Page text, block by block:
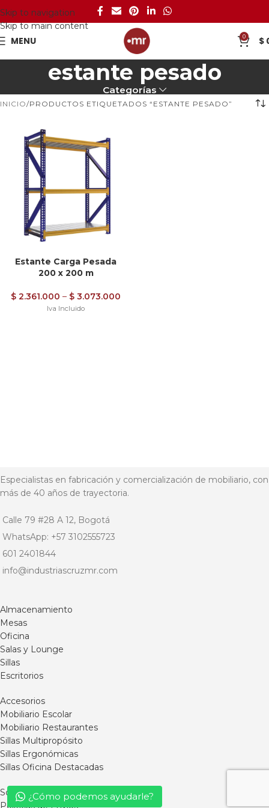
Skip to navigation
Skip to main content
MENU 0 $
estante pesado
Categorías
INICIO PRODUCTOS ETIQUETADOS “ESTANTE PESADO”
Estante Carga Pesada
200 x 200 m
$ 2.361.000 – $ 3.073.000
Iva Incluido
Especialistas en fabricación y comercialización de mobiliario, con
más de 40 años de trayectoria.
Calle 79 #28 A 12, Bogotá
WhatsApp: +57 3102555723
601 2401844
info@industriascruzmr.com
Almacenamiento
Mesas
Oficina
Salas y Lounge
Sillas
Escritorios
Accesorios
Mobiliario Escolar
Mobiliario Restaurantes
Sillas Multipropósito
Sillas Ergonómicas
Sillas Oficina Destacadas
Somos MR
Políticas de Envíos
¿Cómo podemos ayudarle?